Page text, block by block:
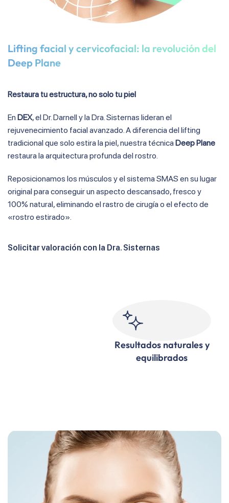
Lifting facial y cervicofacial: la revolución del
Deep Plane
Restaura tu estructura, no solo tu piel
En DEX, el Dr. Darnell y la Dra. Sisternas lideran el
rejuvenecimiento facial avanzado A diferencia del lifting
tradicional que solo estira la piel, nuestra técnica Deep Plane
restaura la arquitectura profunda del rostro
Reposicionamos los músculos y el sistema SMAS en su lugar
original para conseguir un aspecto descansado, fresco y
100% natural, eliminando el rastro de cirugía o el efecto de
«rostro estirado».
Solicitar valoración con la Dra. Sisternas
Resultados naturales y
equilibrados